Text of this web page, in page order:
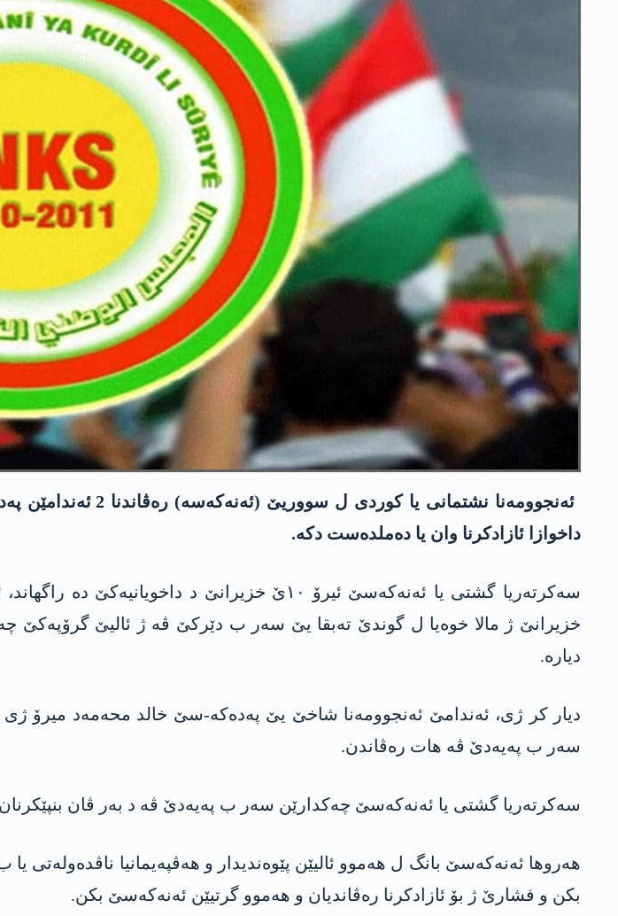
ئەنجوومەنا
داخوازا ئازادکرنا وان یا دەملدەست دکە.
خزیرانێ ژ مالا خوەیا ل گوندێ تەبقا یێ سەر ب دێرکێ ڤە ژ ئالیێ گرۆپەکێ
دیارە.
سەر ب پەیەدێ ڤە ھات رەڤاندن.
سەکرتەریا گشتی یا ئەنەکەسێ چەکدارێن سەر ب پەیەدێ ڤە د بەر ڤان بنپێکرنان
ھەروھا ئەنەکەسێ بانگ ل ھەموو ئالیێن پێوەندیدار و ھەڤپەیمانیا ناڤدەولەتی
بکن و فشارێ ژ بۆ ئازادکرنا رەڤاندیان و ھەموو گرتیێن ئەنەکەسێ بکن.